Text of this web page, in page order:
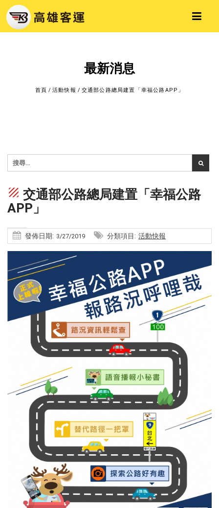
最新消息
首頁 / 活動快報 / 交通部公路總局建置「幸福公路APP」
texture 交通部公路總局建置「幸福公路
APP」
發佈日期: 3/27/2019 分類項目: 活動快報